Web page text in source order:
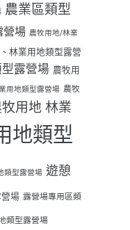
農業區類型
營場 農牧用地/林業
林業用地類型露營
露營場 農牧用
用地類型露營場 農牧
牧用地 林業
地類型
類型露營場 遊憩
場 露營場專用區類
類型露營場